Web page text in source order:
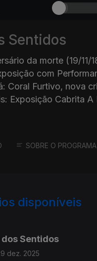
Sentidos
da morte (19/11/
com
Coral Furtivo, nova
Exposição Cabrita A
SOBRE O PROGRAMA
disponíveis
Sentidos
dez. 2025